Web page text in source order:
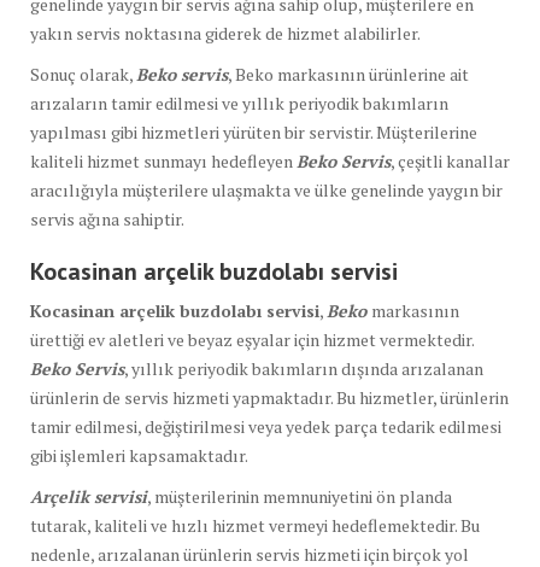
yakın servis noktasına giderek de hizmet alabilirler.
Sonuç olarak, Beko servis, Beko markasının ürünlerine ait
arızaların tamir edilmesi ve yıllık periyodik bakımların
yapılması gibi hizmetleri yürüten bir servistir. Müşterilerine
kaliteli hizmet sunmayı hedefleyen Beko Servis, çeşitli kanallar
aracılığıyla müşterilere ulaşmakta ve ülke genelinde yaygın bir
servis ağına sahiptir.
Kocasinan arçelik buzdolabı servisi
Kocasinan arçelik buzdolabı servisi, Beko markasının
ürettiği ev aletleri ve beyaz eşyalar için hizmet vermektedir.
Beko Servis, yıllık periyodik bakımların dışında arızalanan
ürünlerin de servis hizmeti yapmaktadır. Bu hizmetler, ürünlerin
tamir edilmesi, değiştirilmesi veya yedek parça tedarik edilmesi
gibi işlemleri kapsamaktadır.
Arçelik servisi, müşterilerinin memnuniyetini ön planda
tutarak, kaliteli ve hızlı hizmet vermeyi hedeflemektedir. Bu
nedenle, arızalanan ürünlerin servis hizmeti için birçok yol